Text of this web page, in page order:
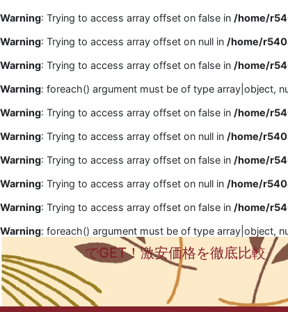
Warning: Trying to access array offset on false in /home/
Warning: Trying to access array offset on null in /home/
Warning: Trying to access array offset on false in /home/
Warning: foreach() argument must be of type array|object,
Warning: Trying to access array offset on false in /home/
Warning: Trying to access array offset on null in /home/
Warning: Trying to access array offset on false in /home/
Warning: Trying to access array offset on null in /home/
Warning: Trying to access array offset on false in /home/
Warning: foreach() argument must be of type array|object,
でGET！激安価格を徹底比較